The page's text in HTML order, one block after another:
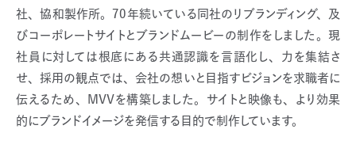
社、協和製作所。70年続いている同社のリブランディング、及
びコーポレートサイトとブランドムービーの制作をしました。現
社員に対しては根底にある共通認識を言語化し、力を集結さ
せ、採用の観点では、会社の想いと目指すビジョンを求職者に
伝えるため、MVVを構築しました。サイトと映像も、より効果
的にブランドイメージを発信する目的で制作しています。